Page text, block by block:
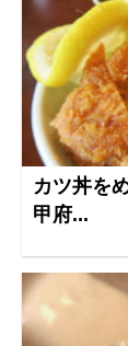
カツ丼を
甲府...